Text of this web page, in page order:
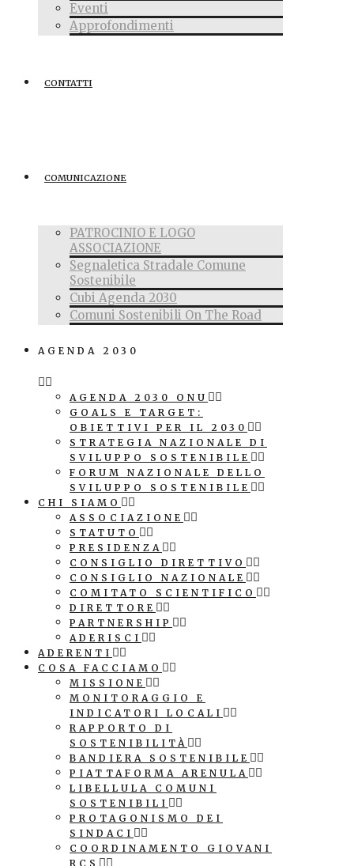
Eventi
Approfondimenti
CONTATTI
COMUNICAZIONE
PATROCINIO E LOGO
ASSOCIAZIONE
Segnaletica Stradale Comune
Sostenibile
Cubi Agenda 2030
Comuni Sostenibili On The Road
AGENDA 2030
AGENDA 2030 ONU
GOALS E TARGET:
OBIETTIVI PER IL 2030
STRATEGIA NAZIONALE DI
SVILUPPO SOSTENIBILE
FORUM NAZIONALE DELLO
SVILUPPO SOSTENIBILE
CHI SIAMO
ASSOCIAZIONE
STATUTO
PRESIDENZA
CONSIGLIO DIRETTIVO
CONSIGLIO NAZIONALE
COMITATO SCIENTIFICO
DIRETTORE
PARTNERSHIP
ADERISCI
ADERENTI
COSA FACCIAMO
MISSIONE
MONITORAGGIO E
INDICATORI LOCALI
RAPPORTO DI
SOSTENIBILITÀ
BANDIERA SOSTENIBILE
PIATTAFORMA ARENULA
LIBELLULA COMUNI
SOSTENIBILI
PROTAGONISMO DEI
SINDACI
COORDINAMENTO GIOVANI
RCS